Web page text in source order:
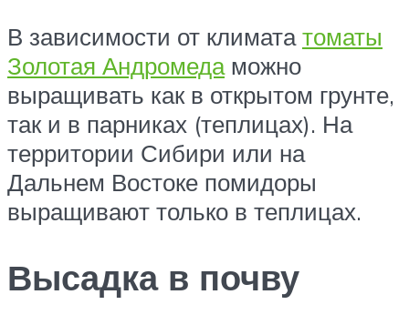
В зависимости от климататоматы
Золотая Андромедаможно
выращивать как в открытом грунте,
так и в парниках (теплицах). На
территории Сибири или на
Дальнем Востоке помидоры
выращивают только в теплицах.
Высадка в почву